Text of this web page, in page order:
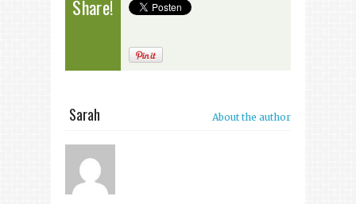
Share!
Sarah About the author